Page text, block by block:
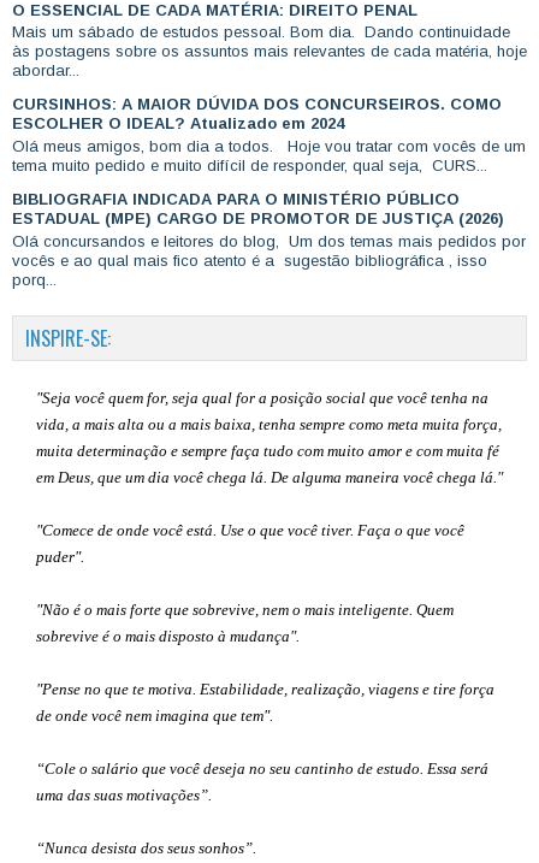
O ESSENCIAL DE CADA MATÉRIA: DIREITO PENAL
Mais um sábado de estudos pessoal. Bom dia. Dando continuidade
às postagens sobre os assuntos mais relevantes de cada matéria, hoje
abordar...
CURSINHOS: A MAIOR DÚVIDA DOS CONCURSEIROS. COMO
ESCOLHER O IDEAL? Atualizado em 2024
Olá meus amigos, bom dia a todos. Hoje vou tratar com vocês de um
tema muito pedido e muito difícil de responder, qual seja, CURS...
BIBLIOGRAFIA INDICADA PARA O MINISTÉRIO PÚBLICO
ESTADUAL (MPE) CARGO DE PROMOTOR DE JUSTIÇA (2026)
Olá concursandos e leitores do blog, Um dos temas mais pedidos por
vocês e ao qual mais fico atento é a sugestão bibliográfica , isso
porq...
INSPIRE-SE:
"Seja você quem for, seja qual for a posição social que você tenha na
vida, a mais alta ou a mais baixa, tenha sempre como meta muita força,
muita determinação e sempre faça tudo com muito amor e com muita fé
em Deus, que um dia você chega lá. De alguma maneira você chega lá."
"Comece de onde você está. Use o que você tiver. Faça o que você
puder".
"Não é o mais forte que sobrevive, nem o mais inteligente. Quem
sobrevive é o mais disposto à mudança".
"Pense no que te motiva. Estabilidade, realização, viagens e tire força
de onde você nem imagina que tem".
“Cole o salário que você deseja no seu cantinho de estudo. Essa será
uma das suas motivações”
“Nunca desista dos seus sonhos”.